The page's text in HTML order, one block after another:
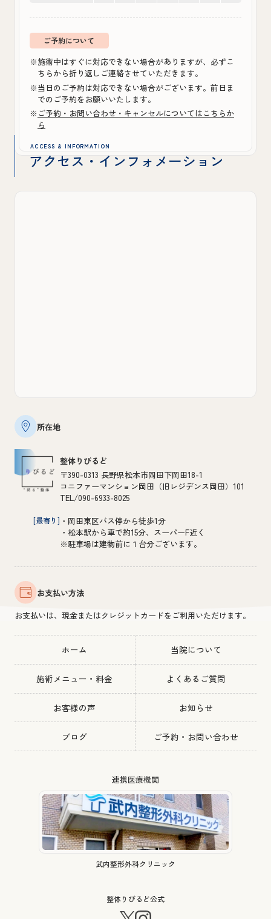
ご予約について
※施術中はすぐに対応できない場合がありますが、必ずこ
ちらから折り返しご連絡させていただきます。
※当日のご予約は対応できない場合がございます。前日ま
でのご予約をお願いいたします。
※ ご予約・お問い合わせ・キャンセルについてはこちらか
ら
ACCESS & INFORMATION
アクセス・インフォメーション
所在地
整体りびるど
〒390-0313 長野県松本市岡田下岡田18-1
コニファーマンション岡田（旧レジデンス岡田）101
TEL/090-6933-8025
[最寄り] ・岡田東区バス停から徒歩1分
・松本駅から車で約15分、スーパーF近く
※駐車場は建物前に１台分ございます。
お支払い方法
お支払いは、現金またはクレジットカードをご利用いただけます。
ホーム 当院について
施術メニュー・料金 よくあるご質問
お客様の声 お知らせ
ブログ ご予約・お問い合わせ
連携医療機関
武内整形外科クリニック
整体りびるど公式